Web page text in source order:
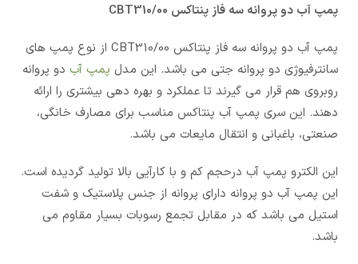
پمپ آب دو پروانه سه فاز پنتاکس CBT310/00
پمپ آب دو پروانه سه فاز پنتاکس CBT310/00 از نوع پمپ های
سانترفیوژی دو پروانه جتی می باشد. این مدل پمپ آب دو پروانه
روبروی هم قرار می گیرند تا عملکرد و بهره دهی بیشتری را ارائه
دهند. این سری پمپ آب پنتاکس مناسب برای مصارف خانگی،
صنعتی، باغبانی و انتقال مایعات می باشد.
این الکترو پمپ آب درحجم کم و با کارآیی بالا تولید گردیده است.
این پمپ آب دو پروانه دارای پروانه از جنس پلاستیک و شفت
استیل می باشد که در مقابل تجمع رسوبات بسیار مقاوم می
باشد.